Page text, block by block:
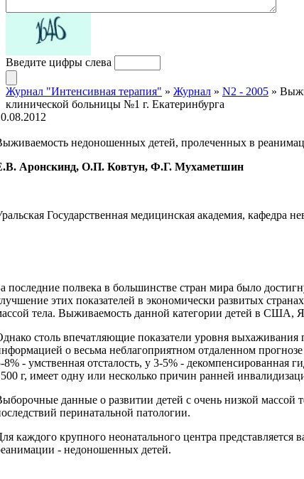
Введите цифры слева
Журнал "Интенсивная терапия" » Журнал » N2 - 2005 »
клинической больницы №1 г. Екатеринбурга
недоношенных детей, пролеченных в
Аронскинд, О.П. Ковтун, Ф.Г. Мухаметшин
Государственная медицинская академия, кафедра
последние полвека в большинстве стран мира было
этих показателей в экономически развитых
тела. Выживаемость данной категории детей в США,
столь впечатляющие показатели уровня
о весьма неблагоприятном отдаленном
8% - умственная отсталость, у 3-5% - декомпенсированная
г, имеет одну или несколько причин ранней
данные о развитии детей с очень низкой массой
перинатальной патологии.
каждого крупного неонатального центра
- недоношенных детей.